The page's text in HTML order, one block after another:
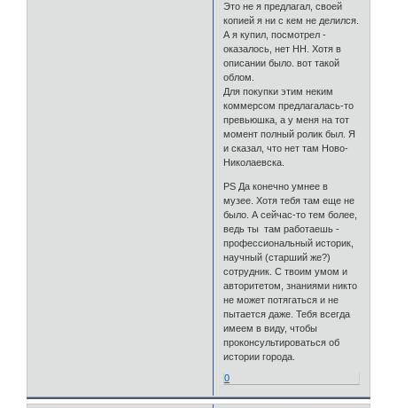
Это не я предлагал, своей
копией я ни с кем не делился.
А я купил, посмотрел -
оказалось, нет НН. Хотя в
описании было. вот такой
облом.
Для покупки этим неким
коммерсом предлагалась-то
превьюшка, а у меня на тот
момент полный ролик был. Я
и сказал, что нет там Ново-
Николаевска.
PS Да конечно умнее в
музее. Хотя тебя там еще не
было. А сейчас-то тем более,
ведь ты там работаешь -
профессиональный историк,
научный (старший же?)
сотрудник. С твоим умом и
авторитетом, знаниями никто
не может потягаться и не
пытается даже. Тебя всегда
имеем в виду, чтобы
проконсультироваться об
истории города.
0